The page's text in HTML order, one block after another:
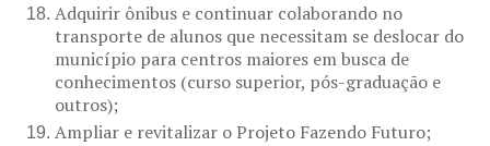
Adquirir ônibus e continuar colaborando no
transporte de alunos que necessitam se deslocar do
município para centros maiores em busca de
conhecimentos (curso superior, pós-graduação e
outros);
Ampliar e revitalizar o Projeto Fazendo Futuro;